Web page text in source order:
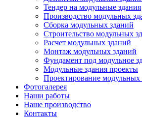
Тендер на модульные здания
Производство модульных
Сборка модульных зданий
Строительство модульных
Расчет модульных зданий
Монтаж модульных зданий
Фундамент под модульное
Модульные здания проекты
Проектирование модульных
Фотогалерея
Наши работы
Наше производство
Контакты